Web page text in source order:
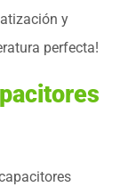
y
perfecta!